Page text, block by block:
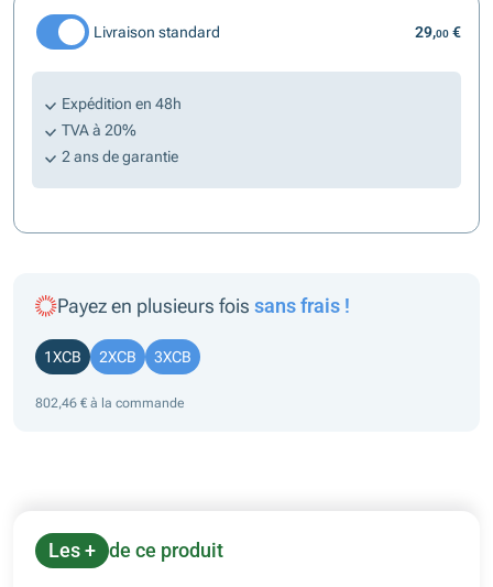
Livraison standard 29,00 €
Expédition en 48h
TVA à 20%
2 ans de garantie
Payez en plusieurs fois sans frais !
1XCB 2XCB 3XCB
802,46 € à la commande
Les + de ce produit